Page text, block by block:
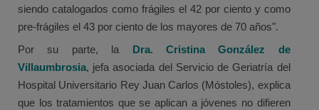
siendo catalogados como frágiles el 42 por ciento y como
pre-frágiles el 43 por ciento de los mayores de 70 años".
Por su parte, la Dra. Cristina González
de
Villaumbrosia, jefa asociada del Servicio de Geriatría del
Hospital Universitario Rey Juan Carlos (Móstoles), explica
que los tratamientos que se aplican a jóvenes no difieren